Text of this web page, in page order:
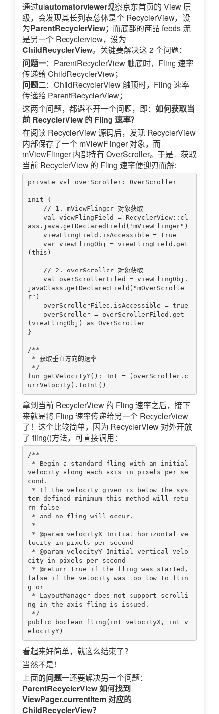
通过uiautomatorviewer观察京东首页的 View 层
级，会发现其长列表总体是个 RecyclerView，设
为ParentRecyclerView；而底部的商品 feeds 流
是另一个 Recyclerview，设为
ChildRecyclerView。关键要解决这 2 个问题：
问题一：ParentRecyclerView 触底时，Fling 速率
传递给 ChildRecyclerView；
问题二：ChildRecyclerView 触顶时，Fling 速率
传递给 ParentRecyclerView；
这两个问题，都避不开一个问题，即： 如何获取当
前 RecyclerView 的 Fling 速率？
在阅读 RecyclerView 源码后，发现 RecyclerView
内部保存了一个 mViewFlinger 对象，而
mViewFlinger 内部持有 OverScroller。于是，获取
当前 RecyclerView 的 Fling 速率便迎刃而解:
private val overScroller: OverScroller
init {
ass.java.getDeclaredField("mViewFlinger")
(this)
javaClass.getDeclaredField("mOverScrolle
r")
(viewFlingObj) as OverScroller
}
/**
fun getVelocityY(): Int = (overScroller.c
拿到当前 RecyclerView 的 Fling 速率之后，接下
来就是将 Fling 速率传递给另一个 RecyclerView
了！这个比较简单，因为 RecyclerView 对外开放
了 fling()方法，可直接调用：
/**
velocity along each axis in pixels per se
cond.
tem-defined minimum this method will retu
rn false
locity in pixels per second
city in pixels per second
false if the velocity was too low to flin
g or
ng in the axis fling is issued.
public boolean fling(int velocityX, int v
看起来好简单，就这么结束了？
当然不是！
上面的问题一还要解决另一个问题：
ParentRecyclerView 如何找到
ViewPager.currentItem 对应的
ChildRecyclerView？